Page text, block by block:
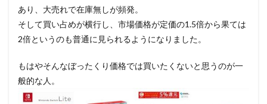
あり、大売れで在庫無しが頻発。
そして買い占めが横行し、市場価格が定価の1.5倍から果ては
2倍というのも普通に見られるようになりました。
もはやそんなぼったくり価格では買いたくないと思うのが一
般的な人。